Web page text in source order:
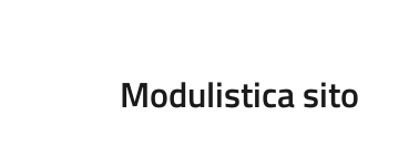
Modulistica sito